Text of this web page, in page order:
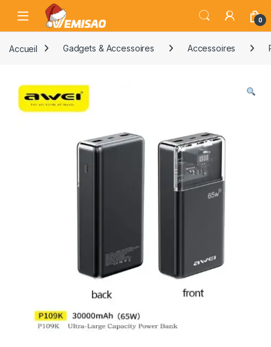
Skip to navigation
Skip to content
Open 0
Accueil Gadgets & Accessoires Accessoires